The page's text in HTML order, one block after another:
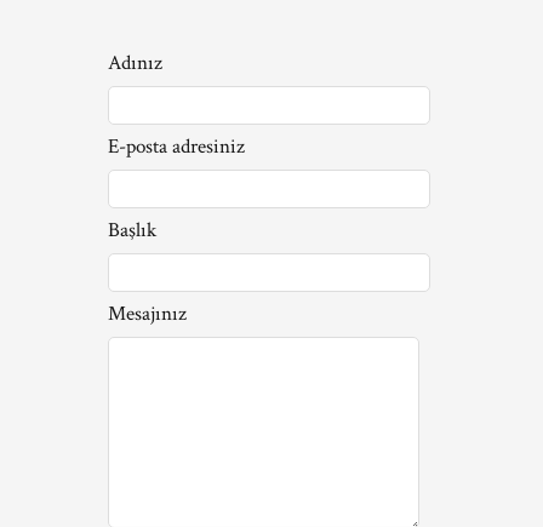
Adınız
E-posta adresiniz
Başlık
Mesajınız